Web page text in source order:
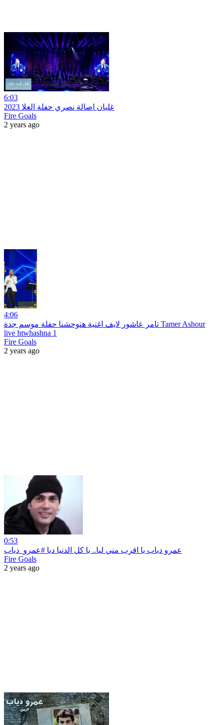
6:03
غلبان اصالة نصري حفلة العلا 2023
Fire Goals
2 years ago
4:06
تامر عاشور لايف اغنية هتوحشنا حفلة موسم جدة Tamer Ashour
live htwhashna 1
Fire Goals
2 years ago
0:53
عمرو دياب يا اقرب مني ليا.. يا كل الدنيا ديا #عمرو_دياب
Fire Goals
2 years ago